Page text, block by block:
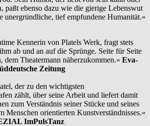
paßt ebenso dazu wie die gierige Lebenswut
unergründliche, tief empfundene Humanität.«
Kennerin von Platels Werk, fragt stets
ab und an auf die Sprünge. Seite für Seite
dem Theatermann näherzukommen.« Eva-
Zeitung
der zu den wichtigsten
zählt, über seine Arbeit und liefert damit
zum Verständnis seiner Stücke und seines
Menschen orientierten Kunstverständnisses.«
ImPulsTanz